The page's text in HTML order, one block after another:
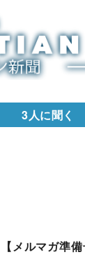
3人に聞く
【メルマガ準